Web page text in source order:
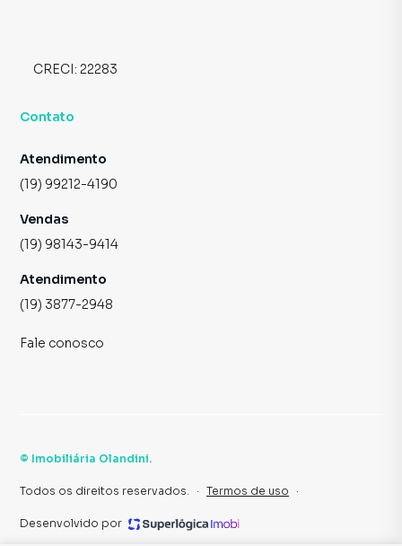
CRECI: 22283
Contato
Atendimento
(19) 99212-4190
Vendas
(19) 98143-9414
Atendimento
(19) 3877-2948
Fale conosco
© Imobiliária Olandini.
Todos os direitos reservados. · Termos de uso ·
Desenvolvido por